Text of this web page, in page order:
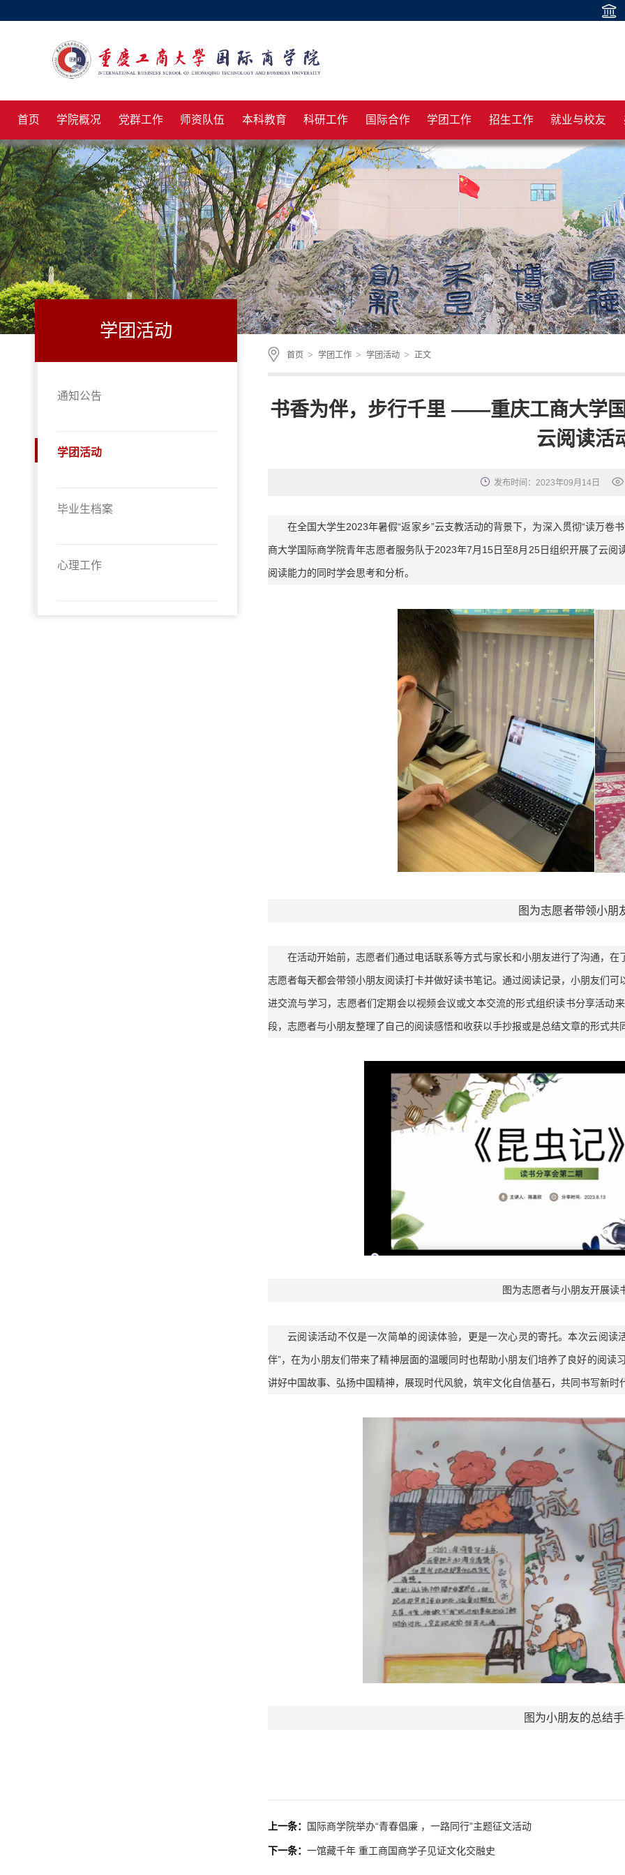
首页 学院概况 党群工作 师资队伍 本科教育 科研工作 国际合作 学团工作 招生工作 就业与校友
学团活动
通知公告
学团活动
毕业生档案
心理工作
首页 > 学团工作 > 学团活动 > 正文
书香为伴，步行千里 ——重庆工商大学
云阅读活
发布时间：2023年09月14日
在全国大学生2023年暑假“返家乡”云支教活动的背景下，为深入贯彻“读万卷
商大学国际商学院青年志愿者服务队于2023年7月15日至8月25日组织开展了云
阅读能力的同时学会思考和分析。
图为志愿者带领小朋
在活动开始前，志愿者们通过电话联系等方式与家长和小朋友进行了沟通，
志愿者每天都会带领小朋友阅读打卡并做好读书笔记。通过阅读记录，小朋友们
进交流与学习，志愿者们定期会以视频会议或文本交流的形式组织读书分享活动
段，志愿者与小朋友整理了自己的阅读感悟和收获以手抄报或是总结文章的形式共
图为志愿者与小朋友开展读
云阅读活动不仅是一次简单的阅读体验，更是一次心灵的寄托。本次云阅
伴”，在为小朋友们带来了精神层面的温暖同时也帮助小朋友们培养了良好的阅
讲好中国故事、弘扬中国精神，展现时代风貌，筑牢文化自信基石，共同书写新时
图为小朋友的总结
上一条： 国际商学院举办“青春倡廉 ，一路同行”主题征文活动
下一条： 一馆藏千年 重工商国商学子见证文化交融史